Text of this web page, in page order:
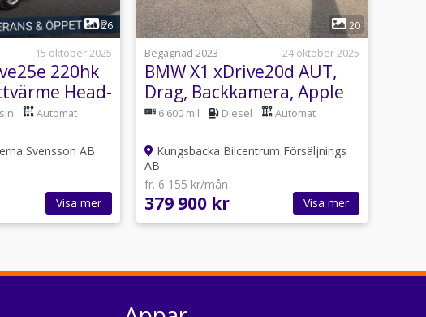
26
15 oktober 2025
220hk
Head-
Automat
Svensson AB
Visa mer
1
20
Begagnad 2023
24 oktober 2025
BMW X1 xDrive20d AUT,
Drag, Backkamera, Apple
Craplay,NAV
6 600 mil Diesel Automat
Kungsbacka Bilcentrum Försäljnings
AB
fr. 6 155 kr/mån
379 900 kr Visa mer